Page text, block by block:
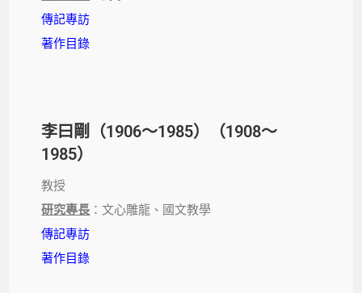
傳記專訪
著作目錄
李曰剛（1906～1985）（1908～
1985）
教授
研究專長 ：文心雕龍、國文教學
傳記專訪
著作目錄